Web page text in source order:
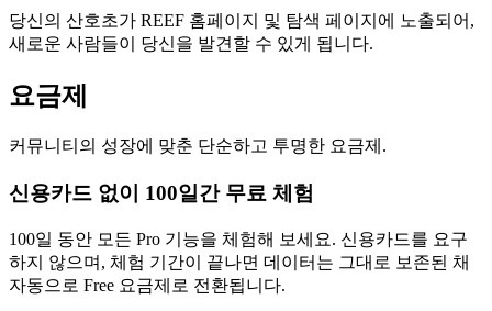
당신의 산호초가 REEF 홈페이지 및 탐색 페이지에 노출되어,
새로운 사람들이 당신을 발견할 수 있게 됩니다.
요금제
커뮤니티의 성장에 맞춘 단순하고 투명한 요금제.
신용카드 없이 100일간 무료 체험
100일 동안 모든 Pro 기능을 체험해 보세요. 신용카드를 요구
하지 않으며, 체험 기간이 끝나면 데이터는 그대로 보존된 채
자동으로 Free 요금제로 전환됩니다.